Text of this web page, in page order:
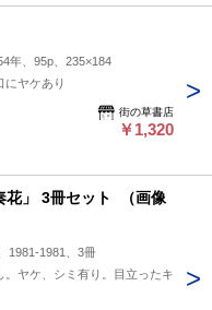
年、95p、235×184
ヤケあり
街の草書店
￥1,320
花」 3冊セット （画像
1981-1981、3冊
ヤケ、シミ有り。目立ったキ